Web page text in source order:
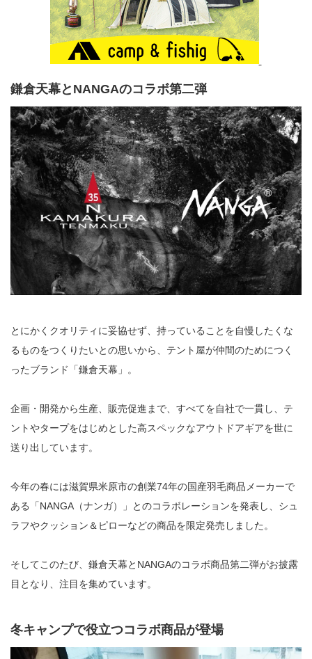
鎌倉天幕とNANGAのコラボ第二弾
とにかくクオリティに妥協せず、持っていることを自慢したくな
るものをつくりたいとの思いから、テント屋が仲間のためにつく
ったブランド「鎌倉天幕」。
企画・開発から生産、販売促進まで、すべてを自社で一貫し、テ
ントやタープをはじめとした高スペックなアウトドアギアを世に
送り出しています。
今年の春には滋賀県米原市の創業74年の国産羽毛商品メーカーで
ある「NANGA（ナンガ）」とのコラボレーションを発表し、シュ
ラフやクッション＆ピローなどの商品を限定発売しました。
そしてこのたび、鎌倉天幕とNANGAのコラボ商品第二弾がお披露
目となり、注目を集めています。
冬キャンプで役立つコラボ商品が登場